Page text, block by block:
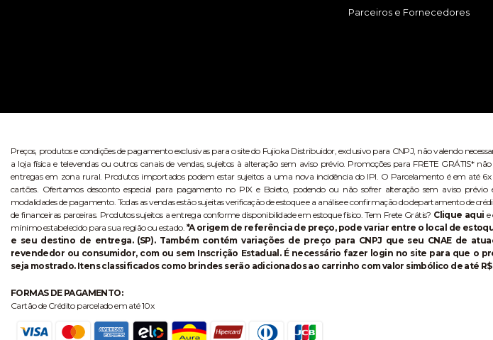
Parceiros e Fornecedores
Preços, produtos e condições de pagamento exclusivas para o site do Fujioka Distribuidor, exclusivo para CNPJ, não valendo
a loja física e televendas ou outros canais de vendas, sujeitos à alteração sem aviso prévio. Promoções para FRETE GRÁTIS*
entregas em zona rural. Produtos importados podem estar sujeitos a uma nova incidência do IPI. O Parcelamento é em até 6x
cartões. Ofertamos desconto especial para pagamento no PIX e Boleto, podendo ou não sofrer alteração sem aviso prévio
modalidades de pagamento. Todas as vendas estão sujeitas verificação de estoque e a análise e confirmação do departamento de
de financeiras parceiras. Produtos sujeitos a entrega conforme disponibilidade em estoque físico. Tem Frete Grátis? Clique aqui e
mínimo estabelecido para sua região ou estado. *A origem de referência de preço, pode variar entre o local de
e seu destino de entrega. (SP). Também contém variações de preço para CNPJ que seu CNAE de
revendedor ou consumidor, com ou sem Inscrição Estadual. É necessário fazer login no site para que o
seja mostrado. Itens classificados como brindes serão adicionados ao carrinho com valor simbólico de até R$
FORMAS DE PAGAMENTO:
Cartão de Crédito parcelado em até 10x